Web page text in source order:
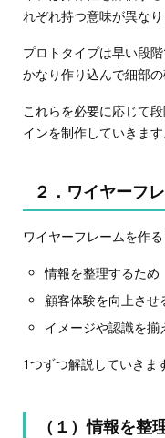
れぞれ持つ意味が異なり
プロトタイプは早い段
かなり作り込んで細部
これらを必要に応じて
インを制作していきます
２．ワイヤーフ
ワイヤーフレームを作
情報を整理するため
顧客体験を向上させ
イメージや認識を揃
1つずつ解説していきま
（１）情報を整